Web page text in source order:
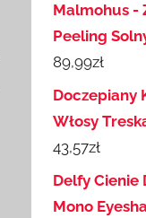
Malmohus -
Peeling
89,99zł
Doczepiany
Włosy
43,57zł
Delfy Cienie
Mono